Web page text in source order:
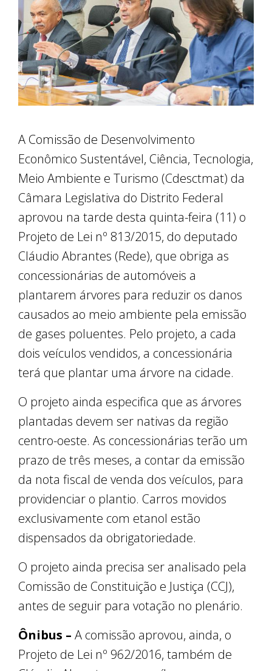
A Comissão de Desenvolvimento
Econômico Sustentável, Ciência, Tecnologia,
Meio Ambiente e Turismo (Cdesctmat) da
Câmara Legislativa do Distrito Federal
aprovou na tarde desta quinta-feira (11) o
Projeto de Lei nº 813/2015, do deputado
Cláudio Abrantes (Rede), que obriga as
concessionárias de automóveis a
plantarem árvores para reduzir os danos
causados ao meio ambiente pela emissão
de gases poluentes. Pelo projeto, a cada
dois veículos vendidos, a concessionária
terá que plantar uma árvore na cidade.
O projeto ainda especifica que as árvores
plantadas devem ser nativas da região
centro-oeste. As concessionárias terão um
prazo de três meses, a contar da emissão
da nota fiscal de venda dos veículos, para
providenciar o plantio. Carros movidos
exclusivamente com etanol estão
dispensados da obrigatoriedade.
O projeto ainda precisa ser analisado pela
Comissão de Constituição e Justiça (CCJ),
antes de seguir para votação no plenário.
Ônibus – A comissão aprovou, ainda, o
Projeto de Lei nº 962/2016, também de